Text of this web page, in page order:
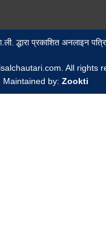
द्धारा प्रकाशित अनलाइन
All rights
Maintained by: Zookti